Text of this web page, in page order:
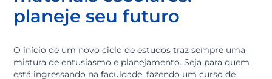
Crédito para educação e
materiais escolares:
planeje seu futuro